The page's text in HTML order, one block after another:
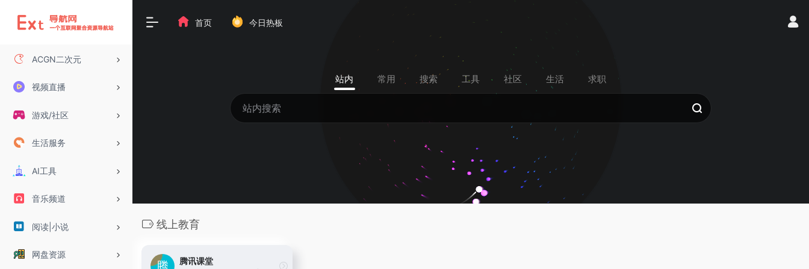
ACGN二次元
视频直播
游戏/社区
生活服务
AI工具
音乐频道
阅读|小说
网盘资源
首页 今日热板
站内 常用 搜索 工具 社区 生活 求职
线上教育
腾讯课堂